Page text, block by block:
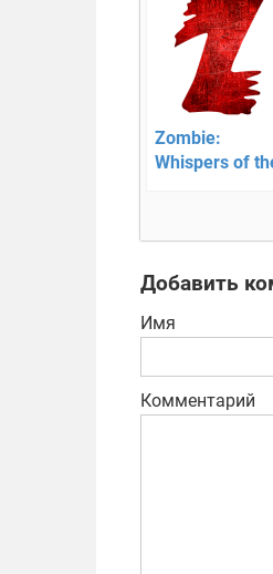
Zombie:
Whispers of
Добавить
Имя
Комментарий